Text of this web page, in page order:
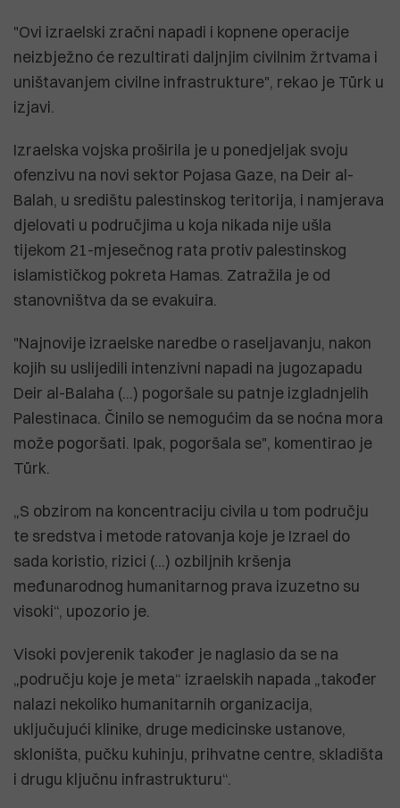
"Ovi izraelski zračni napadi i kopnene operacije
neizbježno će rezultirati daljnjim civilnim žrtvama i
uništavanjem civilne infrastrukture", rekao je Türk u
izjavi.
Izraelska vojska proširila je u ponedjeljak svoju
ofenzivu na novi sektor Pojasa Gaze, na Deir al-
Balah, u središtu palestinskog teritorija, i namjerava
djelovati u područjima u koja nikada nije ušla
tijekom 21-mjesečnog rata protiv palestinskog
islamističkog pokreta Hamas. Zatražila je od
stanovništva da se evakuira.
"Najnovije izraelske naredbe o raseljavanju, nakon
kojih su uslijedili intenzivni napadi na jugozapadu
Deir al-Balaha (...) pogoršale su patnje izgladnjelih
Palestinaca. Činilo se nemogućim da se noćna mora
može pogoršati. Ipak, pogoršala se", komentirao je
Türk.
„S obzirom na koncentraciju civila u tom području
te sredstva i metode ratovanja koje je Izrael do
sada koristio, rizici (...) ozbiljnih kršenja
međunarodnog humanitarnog prava izuzetno su
visoki“, upozorio je.
Visoki povjerenik također je naglasio da se na
„području koje je meta“ izraelskih napada „također
nalazi nekoliko humanitarnih organizacija,
uključujući klinike, druge medicinske ustanove,
skloništa, pučku kuhinju, prihvatne centre, skladišta
i drugu ključnu infrastrukturu“.